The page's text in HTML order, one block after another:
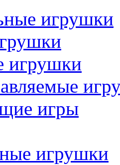
игрушки
игрушки
игры
игрушки